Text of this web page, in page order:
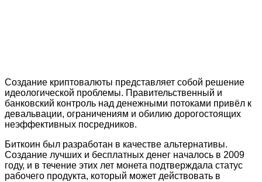
Создание криптовалюты представляет собой решение
идеологической проблемы. Правительственный и
банковский контроль над денежными потоками привёл к
девальвации, ограничениям и обилию дорогостоящих
неэффективных посредников.
Биткоин был разработан в качестве альтернативы.
Создание лучших и бесплатных денег началось в 2009
году, и в течение этих лет монета подтверждала статус
рабочего продукта, который может действовать в